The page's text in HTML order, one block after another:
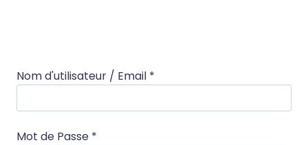
Nom d'utilisateur / Email *
Mot de Passe *